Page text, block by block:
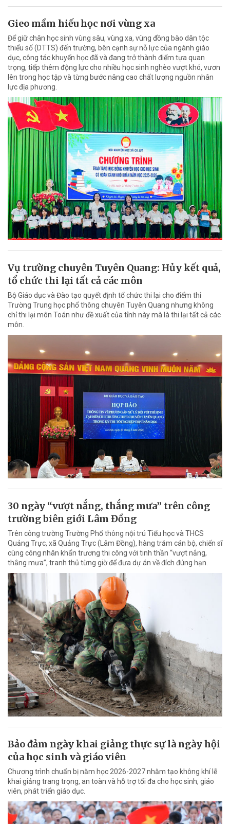
Gieo mầm hiếu học nơi vùng xa
Để giữ chân học sinh vùng sâu, vùng xa, vùng đồng bào dân tộc
thiểu số (DTTS) đến trường, bên cạnh sự nỗ lực của ngành giáo
dục, công tác khuyến học đã và đang trở thành điểm tựa quan
trọng, tiếp thêm động lực cho nhiều học sinh nghèo vượt khó, vươn
lên trong học tập và từng bước nâng cao chất lượng nguồn nhân
lực địa phương.
Vụ trường chuyên Tuyên Quang: Hủy kết quả,
tổ chức thi lại tất cả các môn
Bộ Giáo dục và Đào tạo quyết định tổ chức thi lại cho điểm thi
Trường Trung học phổ thông chuyên Tuyên Quang nhưng không
chỉ thi lại môn Toán như đề xuất của tỉnh này mà là thi lại tất cả các
môn.
30 ngày “vượt nắng, thắng mưa” trên công
trường biên giới Lâm Đồng
Trên công trường Trường Phổ thông nội trú Tiểu học và THCS
Quảng Trực, xã Quảng Trực (Lâm Đồng), hàng trăm cán bộ, chiến sĩ
cùng công nhân khẩn trương thi công với tinh thần “vượt nắng,
thắng mưa”, tranh thủ từng giờ để đưa dự án về đích đúng hạn.
Bảo đảm ngày khai giảng thực sự là ngày hội
của học sinh và giáo viên
Chương trình chuẩn bị năm học 2026-2027 nhằm tạo không khí lễ
khai giảng trang trọng, an toàn và hỗ trợ tối đa cho học sinh, giáo
viên, phát triển giáo dục.